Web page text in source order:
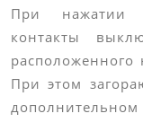
При нажатии
контакты
расположенного
При этом
дополнительном